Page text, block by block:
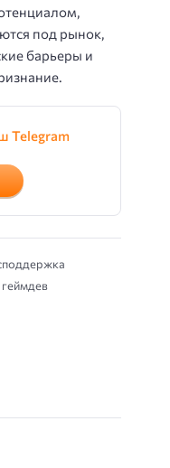
под рынок,
барьеры и
Telegram
геймдев